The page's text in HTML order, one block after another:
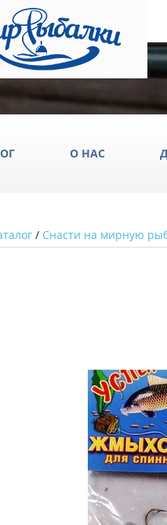
на мирную рыбу
снаряжение
О НАС
/ Снасти на мирную